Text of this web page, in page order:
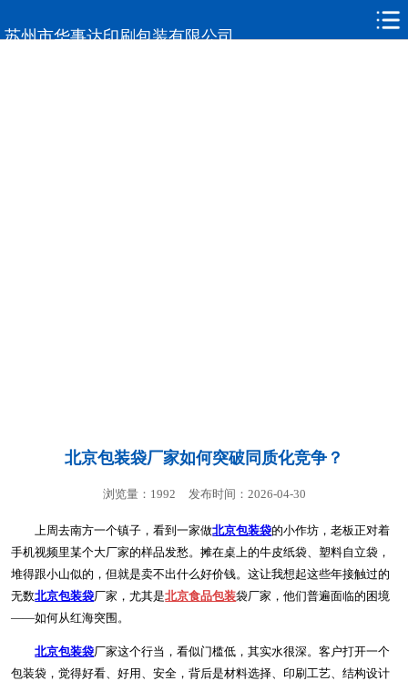
苏州市华事达印刷包装有限公司
网站首页
北京包装袋厂家如何突破同质化竞争？
浏览量：1992 发布时间：2026-04-30
上周去南方一个镇子，看到一家做北京包装袋的小作坊，老板正对着
手机视频里某个大厂家的样品发愁。摊在桌上的牛皮纸袋、塑料自立袋，
堆得跟小山似的，但就是卖不出什么好价钱。这让我想起这些年接触过的
无数北京包装袋厂家，尤其是北京食品包装袋厂家，他们普遍面临的困境
——如何从红海突围。
北京包装袋厂家这个行当，看似门槛低，其实水很深。客户打开一个
包装袋，觉得好看、好用、安全，背后是材料选择、印刷工艺、结构设计